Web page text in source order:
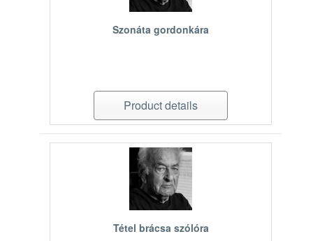
Szonáta gordonkára
Product details
Tétel brácsa szólóra